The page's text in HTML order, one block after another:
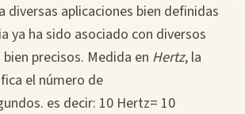
diversas aplicaciones bien definidas
ya ha sido asociado con diversos
precisos. Medida en Hertz, la
el número de
es decir: 10 Hertz= 10